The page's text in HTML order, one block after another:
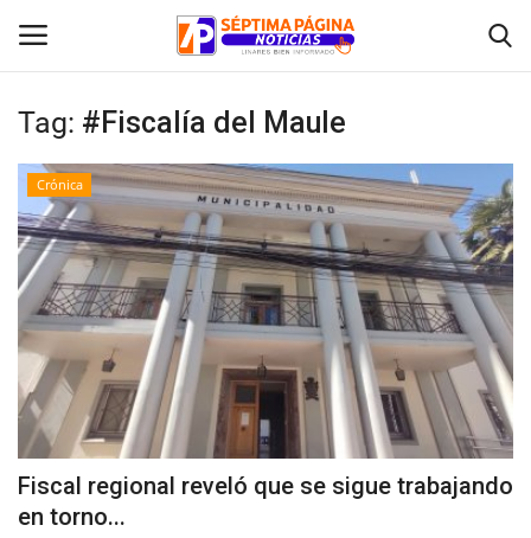
Inicio
Crónica
Policial
Tribunales
Deporte
Política
Espectáculos
Tag: #Fiscalía del Maule
Crónica
Fiscal regional reveló que se sigue trabajando
en torno...